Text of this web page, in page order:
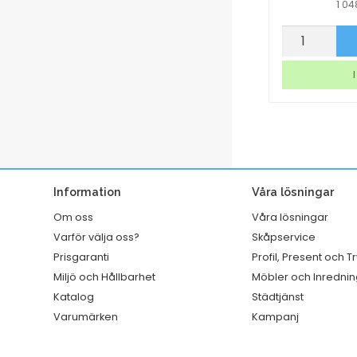
mängd
1
Torkrulle
mängd
Information
Om oss
Varför välja oss?
Prisgaranti
Miljö och Hållbarhet
Katalog
Varumärken
Våra lösningar
Våra lösningar
Skåpservice
Profil, Present och
Möbler och
Städtjänst
Kampanj